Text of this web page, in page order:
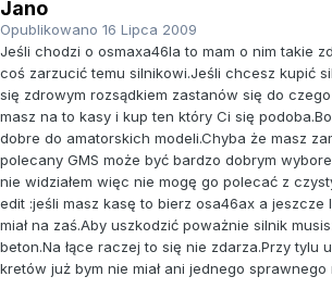
Jano
Opublikowano 16 Lipca 2009
Jeśli chodzi o osmaxa46la to mam o nim takie
coś zarzucić temu silnikowi.Jeśli chcesz kupić
się zdrowym rozsądkiem zastanów się do
masz na to kasy i kup ten który Ci się
dobre do amatorskich modeli.Chyba że masz
polecany GMS może być bardzo dobrym
nie widziałem więc nie mogę go polecać z
edit :jeśli masz kasę to bierz osa46ax a jeszcze
miał na zaś.Aby uszkodzić poważnie silnik
beton.Na łące raczej to się nie zdarza.Przy tylu
kretów już bym nie miał ani jednego sprawnego